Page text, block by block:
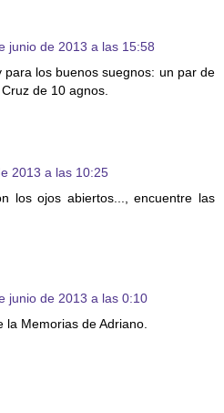
junio de 2013 a las 15:58
para los buenos suegnos: un par de
de 10 agnos.
2013 a las 10:25
los ojos abiertos..., encuentre las
junio de 2013 a las 0:10
la Memorias de Adriano.